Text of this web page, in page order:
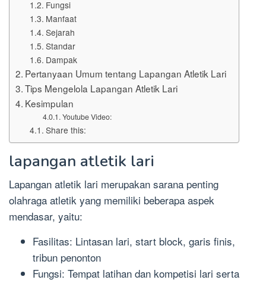
Fungsi
Manfaat
Sejarah
Standar
Dampak
Pertanyaan Umum tentang Lapangan Atletik Lari
Tips Mengelola Lapangan Atletik Lari
Kesimpulan
Youtube Video:
Share this:
lapangan atletik lari
Lapangan atletik lari merupakan sarana penting
olahraga atletik yang memiliki beberapa aspek
mendasar, yaitu:
Fasilitas: Lintasan lari, start block, garis finis,
tribun penonton
Fungsi: Tempat latihan dan kompetisi lari serta